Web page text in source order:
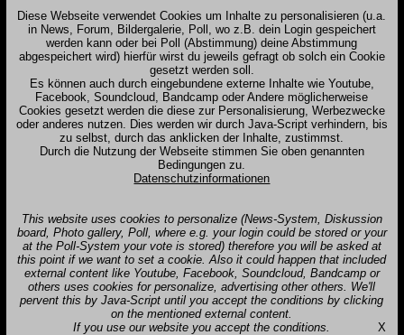
Diese Webseite verwendet Cookies um Inhalte zu personalisieren (u.a.
in News, Forum, Bildergalerie, Poll, wo z.B. dein Login gespeichert
werden kann oder bei Poll (Abstimmung) deine Abstimmung
abgespeichert wird) hierfür wirst du jeweils gefragt ob solch ein Cookie
gesetzt werden soll.
Es können auch durch eingebundene externe Inhalte wie Youtube,
Facebook, Soundcloud, Bandcamp oder Andere möglicherweise
Cookies gesetzt werden die diese zur Personalisierung, Werbezwecke
oder anderes nutzen. Dies werden wir durch Java-Script verhindern, bis
zu selbst, durch das anklicken der Inhalte, zustimmst.
Durch die Nutzung der Webseite stimmen Sie oben genannten
Bedingungen zu.
Datenschutzinformationen
This website uses cookies to personalize (News-System, Diskussion
board, Photo gallery, Poll, where e.g. your login could be stored or your
at the Poll-System your vote is stored) therefore you will be asked at
this point if we want to set a cookie. Also it could happen that included
external content like Youtube, Facebook, Soundcloud, Bandcamp or
others uses cookies for personalize, advertising other others. We'll
pervent this by Java-Script until you accept the conditions by clicking
on the mentioned external content.
If you use our website you accept the conditions.
X